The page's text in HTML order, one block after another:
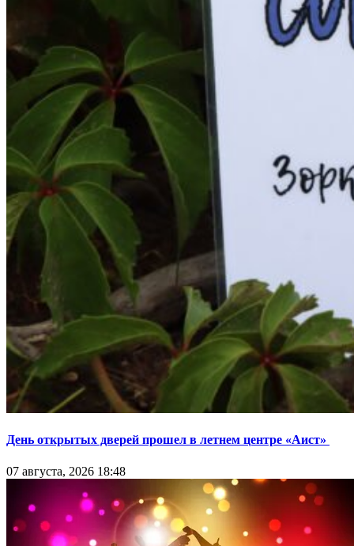
День открытых дверей прошел в летнем центре «Аист»
07 августа, 2026 18:48